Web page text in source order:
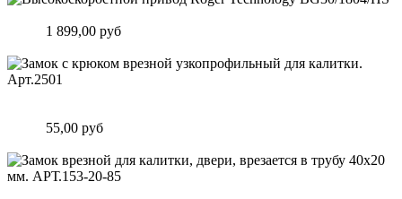
1 899,00 руб
55,00 руб